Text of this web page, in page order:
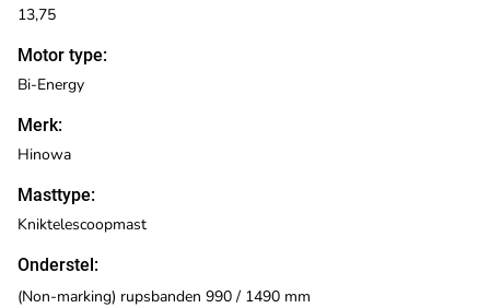
Motor type:
Merk:
Masttype:
13,75
Bi-Energy
Hinowa
Kniktelescoopmast
Onderstel:
(Non-marking) rupsbanden 990 / 1490 mm